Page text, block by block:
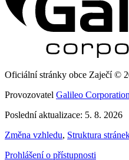
Oficiální stránky obce Zaječí ©
Provozovatel Galileo
Poslední aktualizace: 5. 8. 2026
Změna vzhledu, Struktura
Prohlášení o přístupnosti